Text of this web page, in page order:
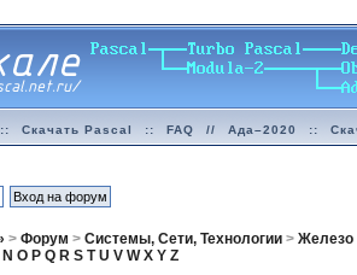
:: Скачать Pascal :: FAQ // Ада–2020 ::
> Форум > Системы, Сети, Технологии> Железо
N O P Q R S T U V W X Y Z